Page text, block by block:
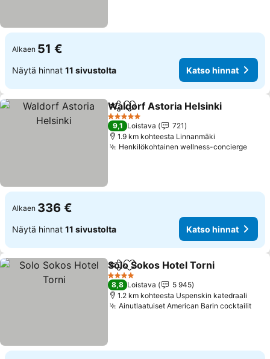
Alkaen 51 €
Näytä hinnat 11 sivustolta Katso hinnat
Jaa Lisää suosikkeihin
Waldorf Astoria Helsinki
5 Tähtiluokitus
9,1 Loistava
721
1.9 km kohteesta Linnanmäki
Henkilökohtainen wellness-concierge
Alkaen 336 €
Näytä hinnat 11 sivustolta Katso hinnat
Jaa Lisää suosikkeihin
Solo Sokos Hotel Torni
4 Tähtiluokitus
8,8 Loistava
5 945
1.2 km kohteesta Uspenskin katedraali
Ainutlaatuiset American Barin cocktailit